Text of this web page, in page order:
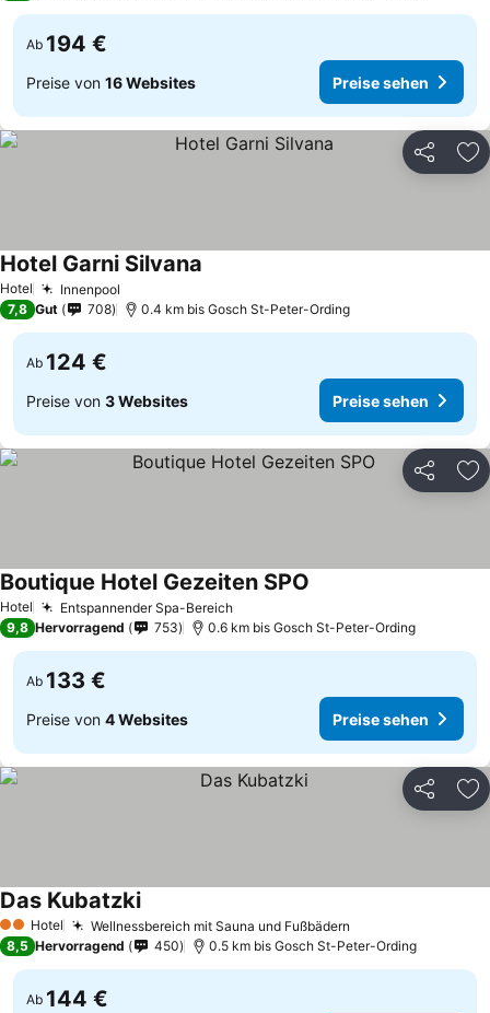
Ab 194 €
Preise von 16 Websites Preise sehen
Teilen
Hotel Innenpool
Hotel Garni Silvana
7,8 Gut 708 0.4 km bis Gosch St-Peter-Ording
Ab 124 €
Preise von 3 Websites Preise sehen
Teilen
Hotel Entspannender Spa-BereichPreise sehen
Boutique Hotel Gezeiten SPO
9,8 Hervorragend 753 0.6 km bis Gosch St-Peter-Ording
Ab 133 €
Preise von 4 Websites Preise sehen
Teilen
2 Sterne
Hotel Wellnessbereich mit Sauna und Fußbädern
Das KubatzkiPreise sehen
8,5 Hervorragend 450 0.5 km bis Gosch St-Peter-Ording
Ab 144 €